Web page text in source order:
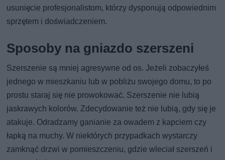
usunięcie profesjonalistom, którzy dysponują odpowiednim
sprzętem i doświadczeniem.
Sposoby na gniazdo szerszeni
Szerszenie są mniej agresywne od os. Jeżeli zobaczyłeś
jednego w mieszkaniu lub w pobliżu swojego domu, to po
prostu staraj się nie prowokować. Szerszenie nie lubią
jaskrawych kolorów. Zdecydowanie też nie lubią, gdy się je
atakuje. Odradzamy ganianie za owadem z kapciem czy
łapką na muchy. W niektórych przypadkach wystarczy
zamknąć drzwi w pomieszczeniu, gdzie wleciał szerszeń i